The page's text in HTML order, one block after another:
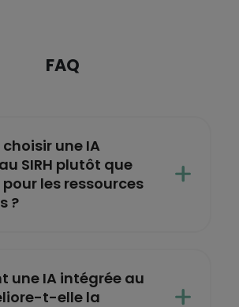
FAQ
une IA
SIRH plutôt que
pour les ressources
?
une IA intégrée au
t-elle la